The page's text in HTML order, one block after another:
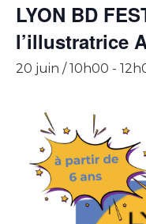
LYON BD
l’illustratrice
20 juin / 10h00 -